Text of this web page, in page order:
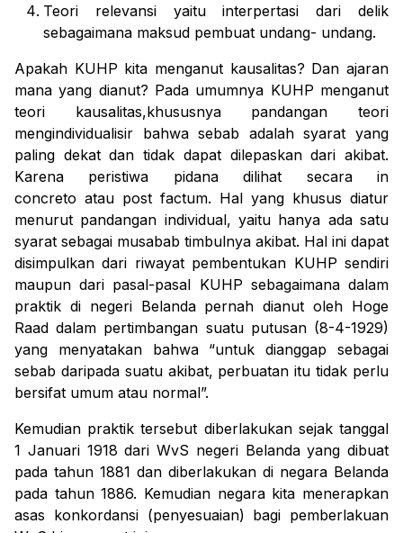
Teori relevansi yaitu interpertasi dari delik
sebagaimana maksud pembuat undang- undang.
Apakah KUHP kita menganut kausalitas? Dan ajaran
mana yang dianut? Pada umumnya KUHP menganut
teori kausalitas,khususnya pandangan teori
mengindividualisir bahwa sebab adalah syarat yang
paling dekat dan tidak dapat dilepaskan dari akibat.
Karena peristiwa pidana dilihat secara in
concreto atau post factum. Hal yang khusus diatur
menurut pandangan individual, yaitu hanya ada satu
syarat sebagai musabab timbulnya akibat. Hal ini dapat
disimpulkan dari riwayat pembentukan KUHP sendiri
maupun dari pasal-pasal KUHP sebagaimana dalam
praktik di negeri Belanda pernah dianut oleh Hoge
Raad dalam pertimbangan suatu putusan (8-4-1929)
yang menyatakan bahwa “untuk dianggap sebagai
sebab daripada suatu akibat, perbuatan itu tidak perlu
bersifat umum atau normal”.
Kemudian praktik tersebut diberlakukan sejak tanggal
1 Januari 1918 dari WvS negeri Belanda yang dibuat
pada tahun 1881 dan diberlakukan di negara Belanda
pada tahun 1886. Kemudian negara kita menerapkan
asas konkordansi (penyesuaian) bagi pemberlakuan